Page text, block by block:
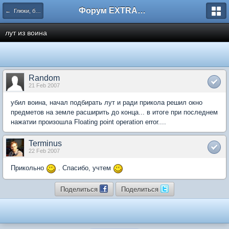
← Глюки, баги и артефакты Форум EXTRACTOR.ru
лут из воина
Random
21 Feb 2007
убил воина, начал подбирать лут и ради прикола решил окно
предметов на земле расширить до конца... в итоге при последнем
нажатии произошла Floating point operation error....
Terminus
22 Feb 2007
Прикольно . Спасибо, учтем
Поделиться Поделиться